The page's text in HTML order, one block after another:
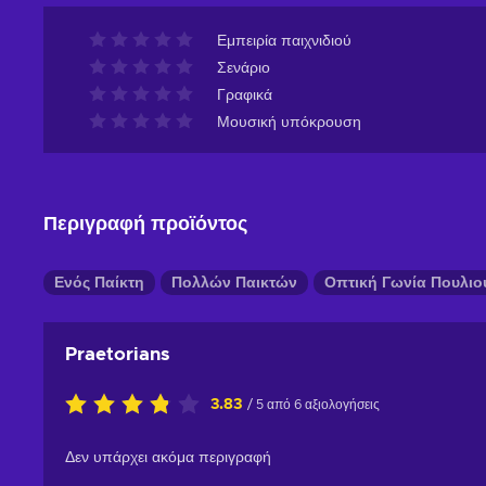
Εμπειρία παιχνιδιού
Σενάριο
Γραφικά
Μουσική υπόκρουση
Περιγραφή προϊόντος
Ενός Παίκτη Πολλών Παικτών Οπτική Γωνία
Praetorians
3.83 / 5 από 6 αξιολογήσεις
Δεν υπάρχει ακόμα περιγραφή